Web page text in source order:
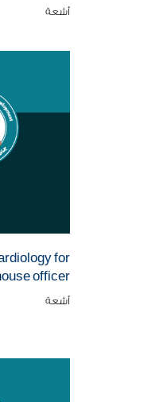
أشعة
for
officer
أشعة